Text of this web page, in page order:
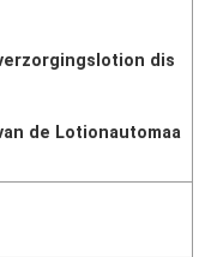
dis
de Lotionautomaa